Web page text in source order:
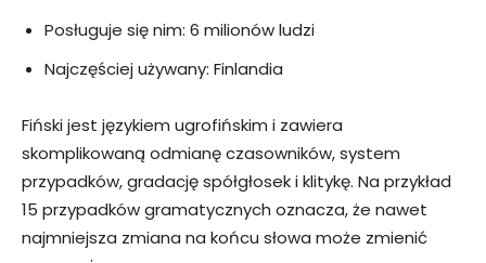
Posługuje się nim: 6 milionów ludzi
Najczęściej używany: Finlandia
Fiński jest językiem ugrofińskim i zawiera
skomplikowaną odmianę czasowników, system
przypadków, gradację spółgłosek i klitykę. Na przykład
15 przypadków gramatycznych oznacza, że ​​nawet
najmniejsza zmiana na końcu słowa może zmienić